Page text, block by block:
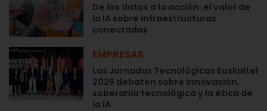
De los datos a la acción: el valor de
la IA sobre infraestructuras
conectadas
EMPRESAS
Las Jornadas Tecnológicas Euskaltel
2026 debaten sobre innovación,
soberanía tecnológica y la ética de
la IA